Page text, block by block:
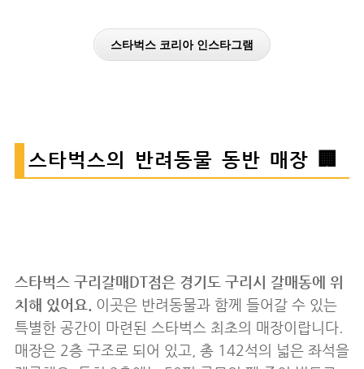
스타벅스 코리아 인스타그램
스타벅스의 반려동물 동반 매장 🏢
스타벅스 구리갈매DT점은 경기도 구리시 갈매동에 위
치해 있어요. 이곳은 반려동물과 함께 들어갈 수 있는
특별한 공간이 마련된 스타벅스 최초의 매장이랍니다.
매장은 2층 구조로 되어 있고, 총 142석의 넓은 좌석을